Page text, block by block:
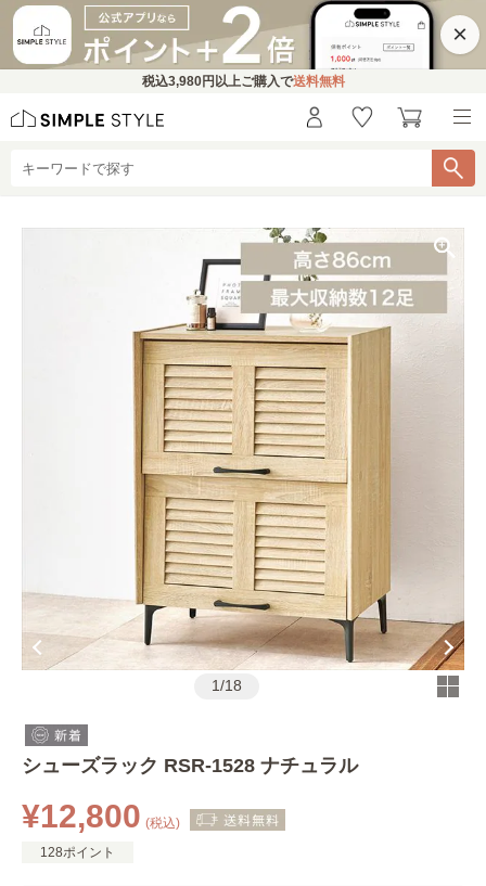
×
税込3,980円 以上ご購入で送料無料
1/18
シューズラック RSR-1528 ナチュラル
¥12,800 (税込)
128ポイント